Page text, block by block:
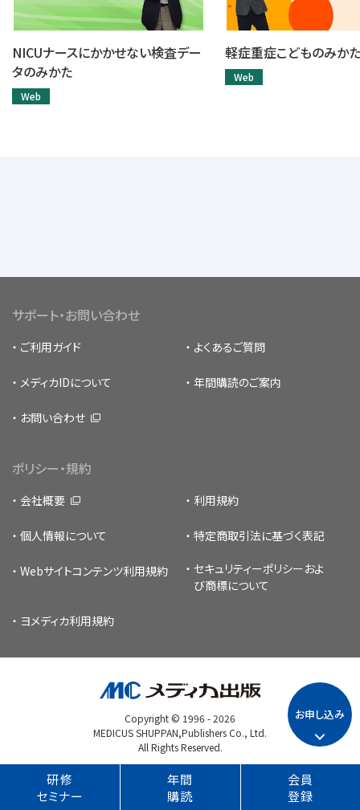
お申し込み
NICUナースにかかせない検査デー
タのみかた
Web
軽症重症こどものみかた
Web
サポート・お問い合わせ
ご利用ガイド よくあるご質問
メディカIDについて 年間購読のご案内
お問い合わせ
ポリシー・規約
会社概要 利用規約
個人情報について 特定商取引法に基づく表記
Webサイトコンテンツ利用規約 セキュリティーポリシー およ
び商標について
ヨメディカ利用規約
Copyright © 1996 -2026
MEDICUS SHUPPAN,Publishers Co., Ltd.
All Rights Reserved.
研修
セミナー
年間
購読
会員
登録